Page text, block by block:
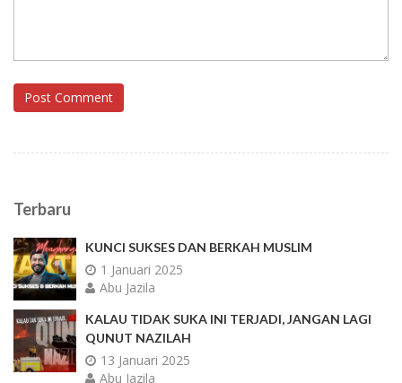
Post Comment
Terbaru
KUNCI SUKSES DAN BERKAH MUSLIM
1 Januari 2025
Abu Jazila
KALAU TIDAK SUKA INI TERJADI, JANGAN LAGI
QUNUT NAZILAH
13 Januari 2025
Abu Jazila